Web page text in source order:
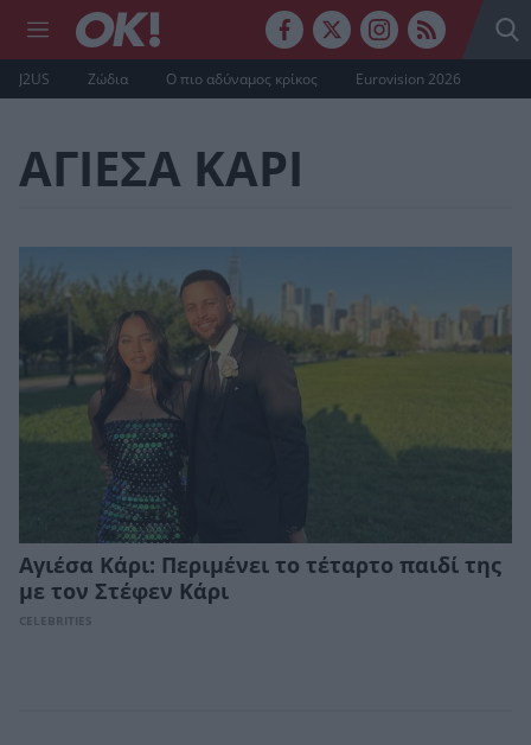
J2US Ζώδια Ο πιο αδύναμος κρίκος Eurovision 2026
ΑΓΙΕΣΑ ΚΑΡΙ
Αγιέσα Κάρι: Περιμένει το τέταρτο παιδί της
με τον Στέφεν Κάρι
CELEBRITIES